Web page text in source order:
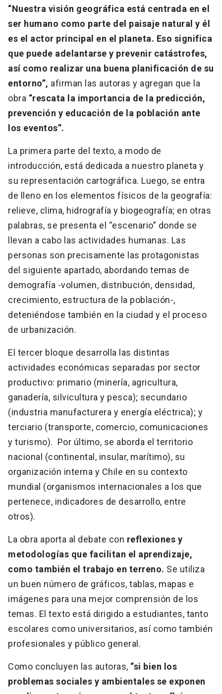
“Nuestra visión geográfica está centrada en el
ser humano como parte del paisaje natural y él
es el actor principal en el planeta. Eso significa
que puede adelantarse y prevenir catástrofes,
así como realizar una buena planificación de su
entorno”, afirman las autoras y agregan que la
obra “rescata la importancia de la predicción,
prevención y educación de la población ante
los eventos”.
La primera parte del texto, a modo de
introducción, está dedicada a nuestro planeta y
su representación cartográfica. Luego, se entra
de lleno en los elementos físicos de la geografía:
relieve, clima, hidrografía y biogeografía; en otras
palabras, se presenta el “escenario” donde se
llevan a cabo las actividades humanas. Las
personas son precisamente las protagonistas
del siguiente apartado, abordando temas de
demografía -volumen, distribución, densidad,
crecimiento, estructura de la población-,
deteniéndose también en la ciudad y el proceso
de urbanización.
El tercer bloque desarrolla las distintas
actividades económicas separadas por sector
productivo: primario (minería, agricultura,
ganadería, silvicultura y pesca); secundario
(industria manufacturera y energía eléctrica); y
terciario (transporte, comercio, comunicaciones
y turismo). Por último, se aborda el territorio
nacional (continental, insular, marítimo), su
organización interna y Chile en su contexto
mundial (organismos internacionales a los que
pertenece, indicadores de desarrollo, entre
otros).
La obra aporta al debate con reflexiones y
metodologías que facilitan el aprendizaje,
como también el trabajo en terreno. Se utiliza
un buen número de gráficos, tablas, mapas e
imágenes para una mejor comprensión de los
temas. El texto está dirigido a estudiantes, tanto
escolares como universitarios, así como también
profesionales y público general.
Como concluyen las autoras, “si bien los
problemas sociales y ambientales se exponen